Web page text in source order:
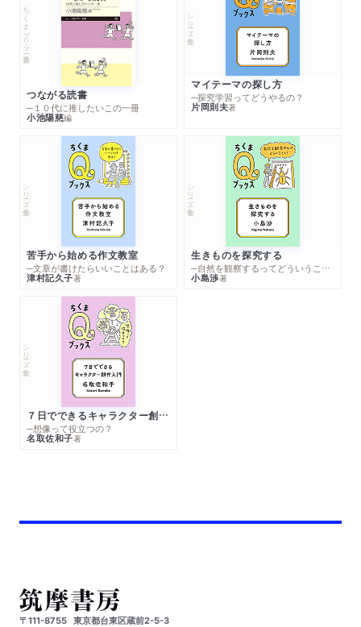
ちくまプリマー新書
つながる読書
─１０代に推したいこの一冊
小池陽慈編
シリーズ・全集
マイテーマの探し方
─探究学習ってどうやるの？
片岡則夫著
シリーズ・全集
苦手から始める作文教室
─文章が書けたらいいことはある？
津村記久子著
シリーズ・全集
生きものを探究する
─自然を観察するってどういうこと？
小島渉著
シリーズ・全集
７日でできるキャラクター創作入門
─想像って役立つの？
名取佐和子著
〒111-8755 東京都台東区蔵前2-5-3